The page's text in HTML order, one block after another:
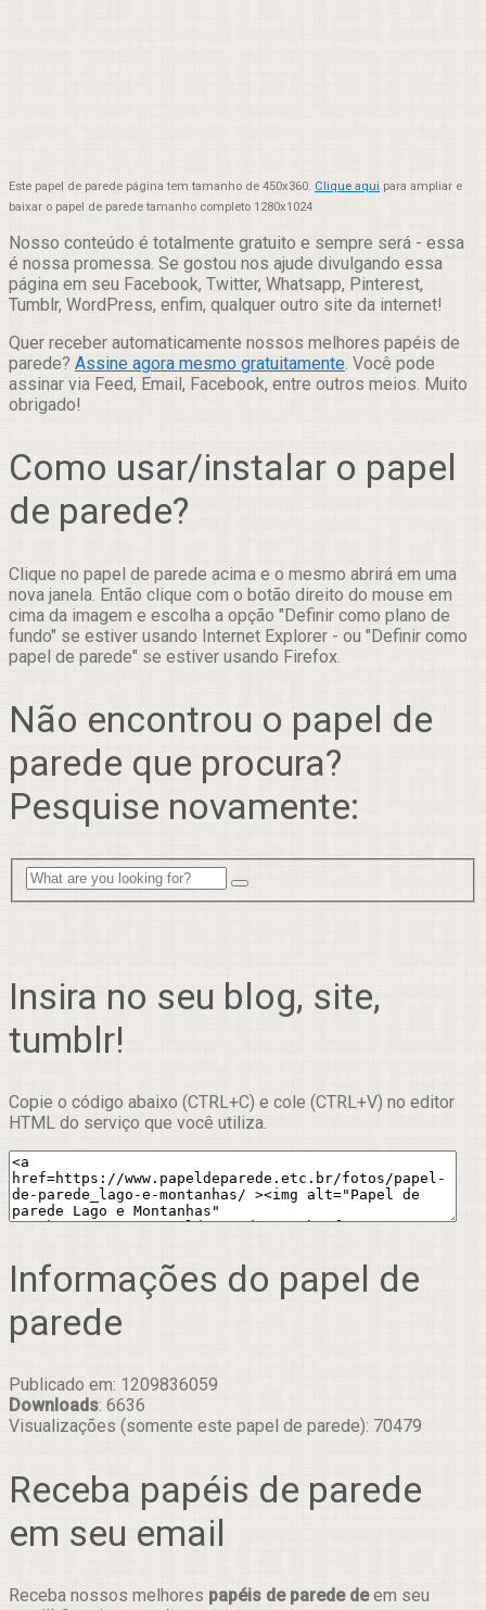
Este papel de parede página tem tamanho de 450x360. Clique aqui para ampliar e
baixar o papel de parede tamanho completo 1280x1024
Nosso conteúdo é totalmente gratuito e sempre será - essa
é nossa promessa. Se gostou nos ajude divulgando essa
página em seu Facebook, Twitter, Whatsapp, Pinterest,
Tumblr, WordPress, enfim, qualquer outro site da internet!
Quer receber automaticamente nossos melhores papéis de
parede? Assine agora mesmo gratuitamente. Você pode
assinar via Feed, Email, Facebook, entre outros meios. Muito
obrigado!
Como usar/instalar o papel
de parede?
Clique no papel de parede acima e o mesmo abrirá em uma
nova janela. Então clique com o botão direito do mouse em
cima da imagem e escolha a opção "Definir como plano de
fundo" se estiver usando Internet Explorer - ou "Definir como
papel de parede" se estiver usando Firefox.
Não encontrou o papel de
parede que procura?
Pesquise novamente:
Insira no seu blog, site,
tumblr!
Copie o código abaixo (CTRL+C) e cole (CTRL+V) no editor
HTML do serviço que você utiliza.
Informações do papel de
parede
Publicado em: 1209836059
Downloads: 6636
Visualizações (somente este papel de parede): 70479
Receba papéis de parede
em seu email
Receba nossos melhores papéis de parede deem seu